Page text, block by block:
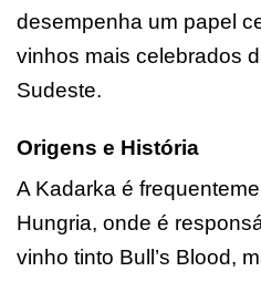
desempenha um papel
vinhos mais celebrados
Sudeste.
Origens e História
A Kadarka é
Hungria, onde é
vinho tinto Bull’s Blood,